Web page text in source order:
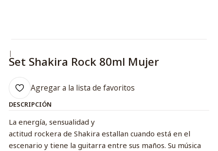
|
Set Shakira Rock 80ml Mujer
Agregar a la lista de favoritos
DESCRIPCIÓN
La energía, sensualidad y
actitud rockera de Shakira estallan cuando está en el
escenario y tiene la guitarra entre sus maños. Su música